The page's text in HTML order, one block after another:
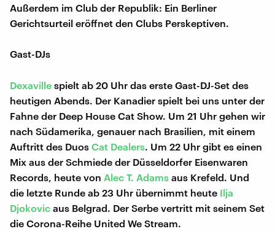
Außerdem im Club der Republik: Ein Berliner
Gerichtsurteil eröffnet den Clubs Perskeptiven.
Gast-DJs
Dexaville spielt ab 20 Uhr das erste Gast-DJ-Set des
heutigen Abends. Der Kanadier spielt bei uns unter der
Fahne der Deep House Cat Show. Um 21 Uhr gehen wir
nach Südamerika, genauer nach Brasilien, mit einem
Auftritt des Duos Cat Dealers. Um 22 Uhr gibt es einen
Mix aus der Schmiede der Düsseldorfer Eisenwaren
Records, heute von Alec T. Adams aus Krefeld. Und
die letzte Runde ab 23 Uhr übernimmt heute Ilja
Djokovic aus Belgrad. Der Serbe vertritt mit seinem Set
die Corona-Reihe United We Stream.